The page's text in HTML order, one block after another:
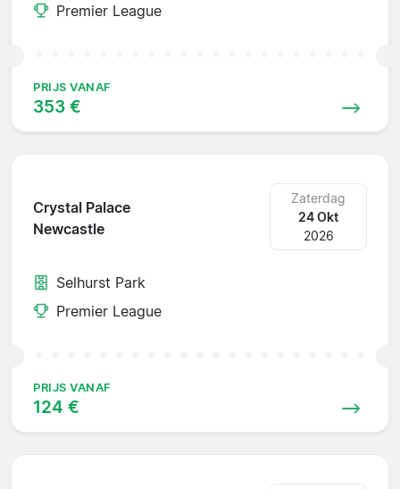
Premier League
PRIJS VANAF
353 €
Crystal Palace
Newcastle
Zaterdag
24 Okt
2026
Selhurst Park
Premier League
PRIJS VANAF
124 €